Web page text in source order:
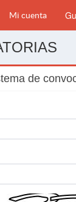
Mi cuenta
de